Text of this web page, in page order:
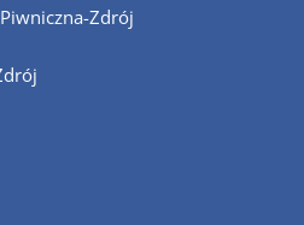
Zdrój